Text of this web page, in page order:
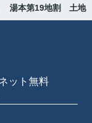
湯本第19地割 土地
ット無料